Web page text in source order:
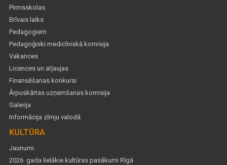
Pirmsskolas
Brīvais laiks
Pedagogiem
Pedagoģiski medicīniskā komisija
Vakances
Licences un atļaujas
Finansēšanas konkursi
Ārpuskārtas uzņemšanas komisija
Galerija
Informācija zīmju valodā
KULTŪRA
Jaunumi
2026. gada lielākie kultūras pasākumi Rīgā